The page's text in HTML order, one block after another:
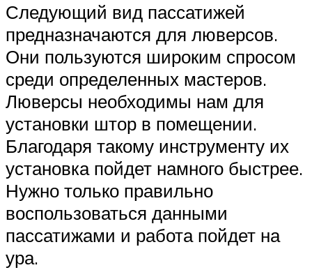
Следующий вид пассатижей
предназначаются для люверсов.
Они пользуются широким спросом
среди определенных мастеров.
Люверсы необходимы нам для
установки штор в помещении.
Благодаря такому инструменту их
установка пойдет намного быстрее.
Нужно только правильно
воспользоваться данными
пассатижами и работа пойдет на
ура.